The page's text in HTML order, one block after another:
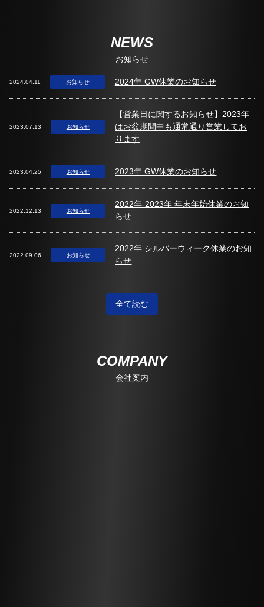
NEWS
お知らせ
全て読む
2024.04.11 お知らせ 2024年 GW休業のお知らせ
2023.07.13 お知らせ
【営業日に関するお知らせ】2023年
はお盆期間中も通常通り営業してお
ります
2023.04.25 お知らせ 2023年 GW休業のお知らせ
2022.12.13 お知らせ
2022年-2023年 年末年始休業のお知
らせ
2022.09.06 お知らせ
2022年 シルバーウィーク休業のお知
らせ
COMPANY
会社案内